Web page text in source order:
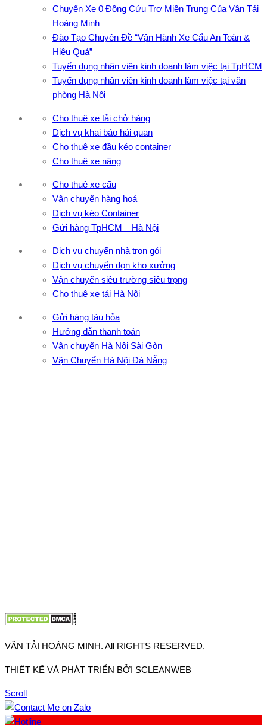
Chuyến Xe 0 Đồng Cứu Trợ Miền Trung Của Vận Tải
Hoàng Minh
Đào Tạo Chuyên Đề “Vận Hành Xe Cẩu An Toàn &
Hiệu Quả”
Tuyển dụng nhân viên kinh doanh làm việc tại TpHCM
Tuyển dụng nhân viên kinh doanh làm việc tại văn
phòng Hà Nội
Cho thuê xe tải chở hàng
Dịch vụ khai báo hải quan
Cho thuê xe đầu kéo container
Cho thuê xe nâng
Cho thuê xe cẩu
Vận chuyển hàng hoá
Dịch vụ kéo Container
Gửi hàng TpHCM – Hà Nội
Dịch vụ chuyển nhà trọn gói
Dịch vụ chuyển dọn kho xưởng
Vận chuyển siêu trường siêu trọng
Cho thuê xe tải Hà Nội
Gửi hàng tàu hỏa
Hướng dẫn thanh toán
Vận chuyển Hà Nội Sài Gòn
Vận Chuyển Hà Nội Đà Nẵng
VẬN TẢI HOÀNG MINH. All RIGHTS RESERVED.
THIẾT KẾ VÀ PHÁT TRIỂN BỞI SCLEANWEB
Scroll